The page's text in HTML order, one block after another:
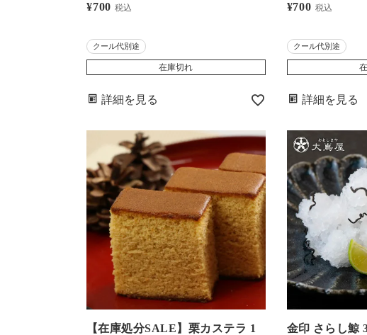
バジル 北海道産小麦粉 パリパリ
薄生地 ローマ風 大嶌屋(おおしま
¥700 税込
クール代別途
在庫切れ
詳細を見る
北海道産小麦
ローマ
¥700 税込
クール代別途
詳細を見る
【在庫処分SALE】栗カステラ 1
金印 さらし鯨